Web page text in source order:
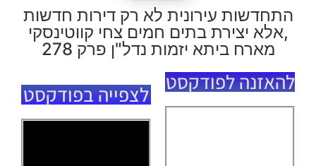
התחדשות עירונית לא רק דירות חדשות
,אלא יצירת בתים חמים צחי קווטינסקי
מארח ביתא יזמות נדל"ן פרק 278
להאזנה לפודקסט לצפייה בפודקסט